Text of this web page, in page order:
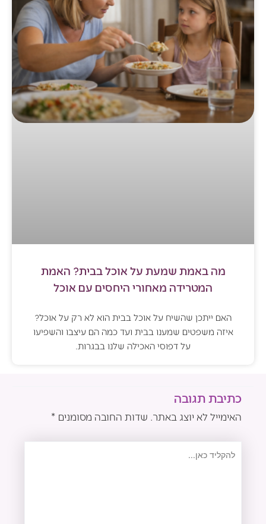
מה באמת שמעת על אוכל בבית? האמת
המטרידה מאחורי היחסים עם אוכל
האם ייתכן שהשיח על אוכל בבית הוא לא רק על אוכל?
איזה משפטים שמענו בבית ועד כמה הם עיצבו והשפיעו
על דפוסי האכילה שלנו בבגרות.
כתיבת תגובה
האימייל לא יוצג באתר. שדות החובה מסומנים *
להקליד